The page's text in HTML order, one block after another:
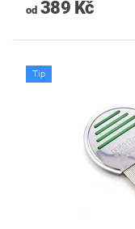
od389 Kč
Tip